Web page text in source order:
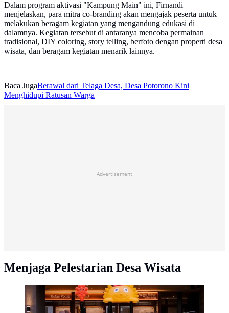
Dalam program aktivasi "Kampung Main" ini, Firnandi
menjelaskan, para mitra co-branding akan mengajak peserta untuk
melakukan beragam kegiatan yang mengandung edukasi di
dalamnya. Kegiatan tersebut di antaranya mencoba permainan
tradisional, DIY coloring, story telling, berfoto dengan properti desa
wisata, dan beragam kegiatan menarik lainnya.
Baca JugaBerawal dari Telaga Desa, Desa Potorono Kini
Menghidupi Ratusan Warga
Advertisement
Menjaga Pelestarian Desa Wisata